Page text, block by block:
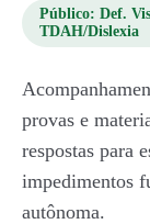
Público: Def.
TDAH/Dislexia
provas e
respostas para
impedimentos
autônoma.